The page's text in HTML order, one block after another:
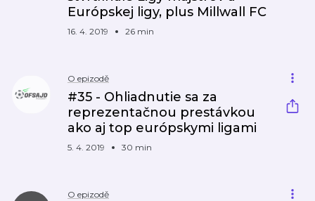
Európskej ligy, plus Millwall FC
16. 4. 2019 26 min
O epizodě
#35 - Ohliadnutie sa za
reprezentačnou prestávkou
ako aj top európskymi ligami
5. 4. 2019 30 min
O epizodě